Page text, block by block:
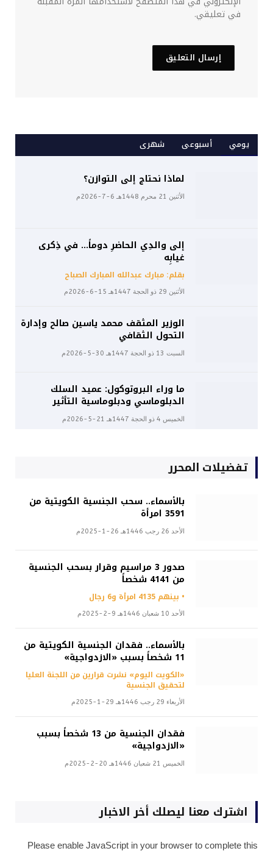
في تعليقي.
يومي أسبوعى شهرى
لماذا نحتاج إلى التوازن؟
الأثنين 21 محرم 1448هـ 6-7-2026م
إلى والدِي الحاضرِ دوماً… في ذِكرى
غيابِه
بقلم: مبارك عبدالله المبارك الصباح
الأثنين 29 ذو الحجة 1447هـ 15-6-2026م
الوزير المثقف محمد ياسين صالح وإدارة
التحول الثقافي
السبت 13 ذو الحجة 1447هـ 30-5-2026م
ما وراء البروتوكول: عميد السلك
الدبلوماسي ودبلوماسية التأثير
الخميس 4 ذو الحجة 1447هـ 21-5-2026م
تفضيلات المحرر
بالأسماء.. سحب الجنسية الكويتية من
3591 امرأة
الأحد 26 رجب 1446هـ 26-1-2025م
صدور 3 مراسيم وقرار بسحب الجنسية
من 4141 شخصاً
• بينهم 4135 امرأة و6 رجال
الأحد 10 شعبان 1446هـ 9-2-2025م
بالأسماء.. فقدان الجنسية الكويتية من
11 شخصاً بسبب «الازدواجية»
«الكويت اليوم» نشرت قرارين من اللجنة العليا
لتحقيق الجنسية
الأربعاء 29 رجب 1446هـ 29-1-2025م
فقدان الجنسية من 13 شخصاً بسبب
«الازدواجية»
الخميس 21 شعبان 1446هـ 20-2-2025م
اشترك معنا ليصلك أخر الاخبار
Please enable JavaScript in your browser to complete this